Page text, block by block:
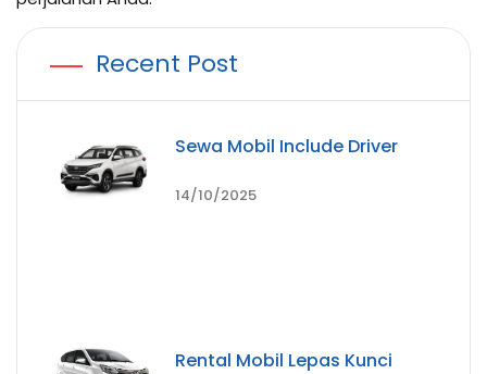
Recent Post
Sewa Mobil Include Driver
14/10/2025
Rental Mobil Lepas Kunci